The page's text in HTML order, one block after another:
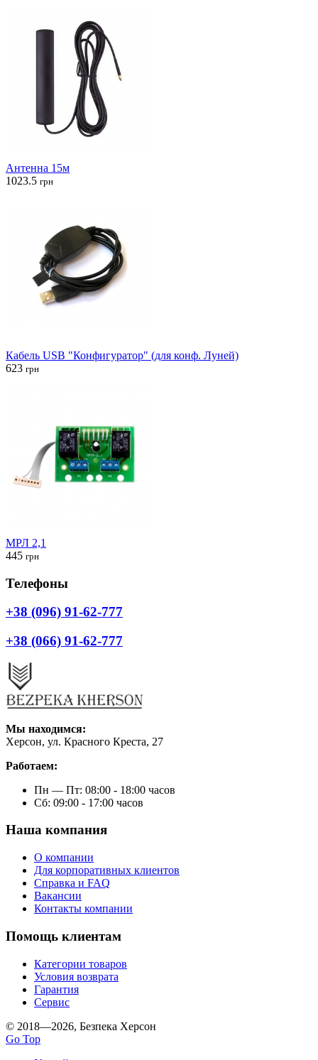
Антенна 15м
1023.5 грн
Кабель USB "Конфигуратор" (для конф. Луней)
623 грн
МРЛ 2,1
445 грн
Телефоны
+38 (096) 91-62-777
+38 (066) 91-62-777
Мы находимся:
Херсон, ул. Красного Креста, 27
Работаем:
Пн — Пт: 08:00 - 18:00 часов
Сб: 09:00 - 17:00 часов
Наша компания
О компании
Для корпоративных клиентов
Справка и FAQ
Вакансии
Контакты компании
Помощь клиентам
Категории товаров
Условия возврата
Гарантия
Сервис
© 2018—2026, Безпека Херсон
Go Top